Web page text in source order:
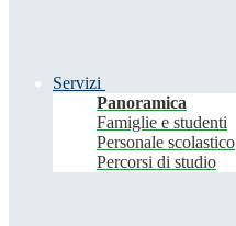
Servizi
Panoramica
Famiglie e studenti
Personale scolastico
Percorsi di studio